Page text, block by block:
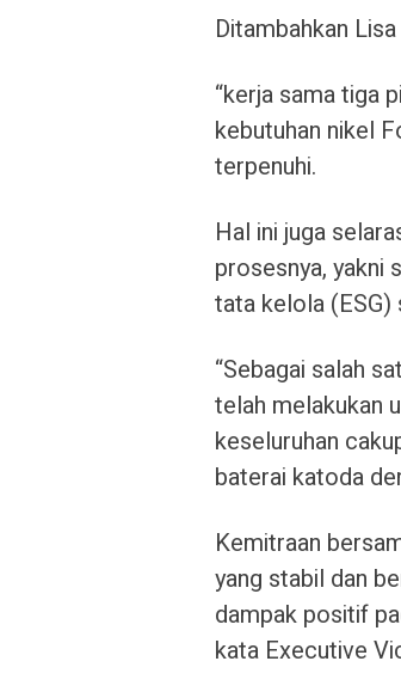
Ditambahkan
“kerja sama tiga
kebutuhan nikel
terpenuhi.
Hal ini juga
prosesnya, yakni
tata kelola (ESG)
“Sebagai salah
telah melakukan
keseluruhan
baterai katoda
Kemitraan
yang stabil dan
dampak positif
kata Executive